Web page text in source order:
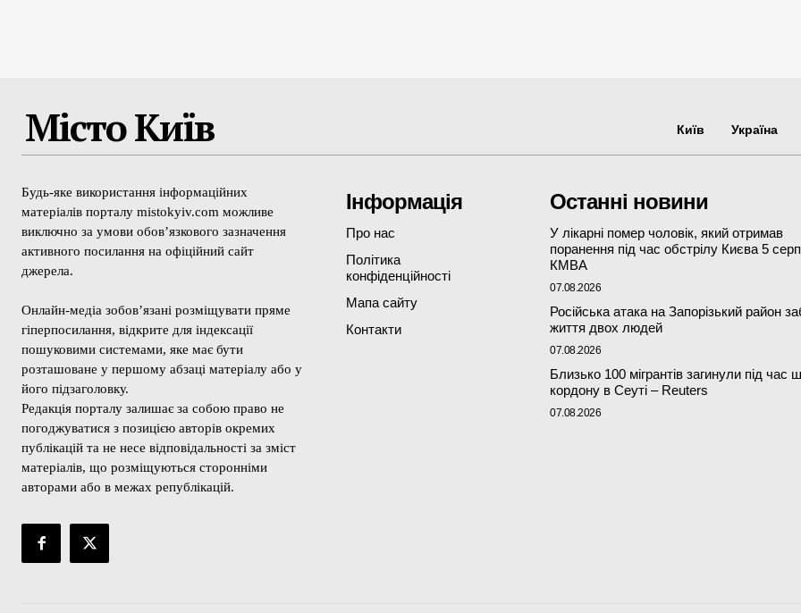
Місто Київ Київ Україна
Будь-яке використання інформаційних
матеріалів порталу mistokyiv.com можливе
виключно за умови обов’язкового зазначення
активного посилання на офіційний сайт
джерела.
Онлайн-медіа зобов’язані розміщувати пряме
гіперпосилання, відкрите для індексації
пошуковими системами, яке має бути
розташоване у першому абзаці матеріалу або у
його підзаголовку.
Редакція порталу залишає за собою право не
погоджуватися з позицією авторів окремих
публікацій та не несе відповідальності за зміст
матеріалів, що розміщуються сторонніми
авторами або в межах републікацій.
Інформація
Про нас
Політика
конфіденційності
Мапа сайту
Контакти
Останні новини
У лікарні помер чоловік, який отримав
поранення під час обстрілу Києва 5
КМВА
07.08.2026
Російська атака на Запорізький район
життя двох людей
07.08.2026
Близько 100 мігрантів загинули під час
кордону в Сеуті – Reuters
07.08.2026